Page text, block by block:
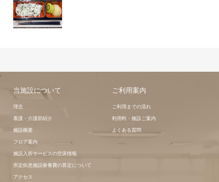
当施設について
理念
看護・介護部紹介
施設概要
フロア案内
施設入所サービスの空床情報
所定疾患施設療養費の算定について
アクセス
ご利用案内
ご利用までの流れ
利用料・施設ご案内
よくある質問